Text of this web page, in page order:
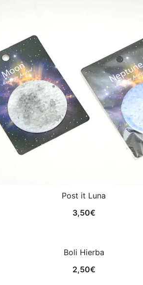
Post it Luna
3,50€
Boli Hierba
2,50€